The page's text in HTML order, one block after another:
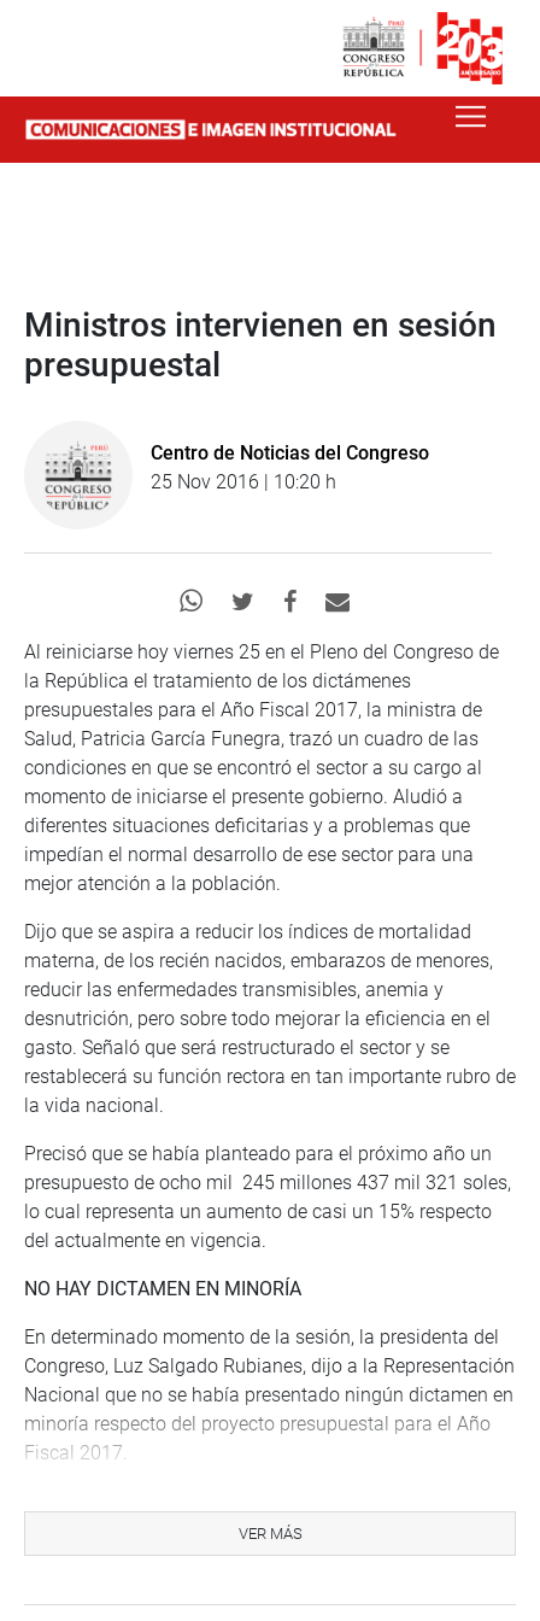
Ministros intervienen en sesión
presupuestal
Centro de Noticias del Congreso
25 Nov 2016 | 10:20 h
Al reiniciarse hoy viernes 25 en el Pleno del Congreso de
la República el tratamiento de los dictámenes
presupuestales para el Año Fiscal 2017, la ministra de
Salud, Patricia García Funegra, trazó un cuadro de las
condiciones en que se encontró el sector a su cargo al
momento de iniciarse el presente gobierno. Aludió a
diferentes situaciones deficitarias y a problemas que
impedían el normal desarrollo de ese sector para una
mejor atención a la población.
Dijo que se aspira a reducir los índices de mortalidad
materna, de los recién nacidos, embarazos de menores,
reducir las enfermedades transmisibles, anemia y
desnutrición, pero sobre todo mejorar la eficiencia en el
gasto. Señaló que será restructurado el sector y se
restablecerá su función rectora en tan importante rubro de
la vida nacional.
Precisó que se había planteado para el próximo año un
presupuesto de ocho mil 245 millones 437 mil 321 soles,
lo cual representa un aumento de casi un 15% respecto
del actualmente en vigencia.
NO HAY DICTAMEN EN MINORÍA
En determinado momento de la sesión, la presidenta del
Congreso, Luz Salgado Rubianes, dijo a la Representación
Nacional que no se había presentado ningún dictamen en
minoría respecto del proyecto presupuestal para el Año
Fiscal 2017.
Quintanilla Chacón (FA) habló solo de observaciones
declarativas respecto del dictamen de la Comisión de
VER MÁS